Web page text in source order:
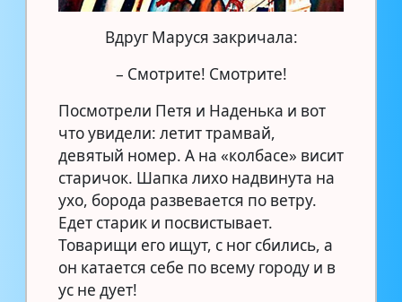
Вдруг Маруся закричала:
– Смотрите! Смотрите!
Посмотрели Петя и Наденька и вот
что увидели: летит трамвай,
девятый номер. А на «колбасе» висит
старичок. Шапка лихо надвинута на
ухо, борода развевается по ветру.
Едет старик и посвистывает.
Товарищи его ищут, с ног сбились, а
он катается себе по всему городу и в
ус не дует!